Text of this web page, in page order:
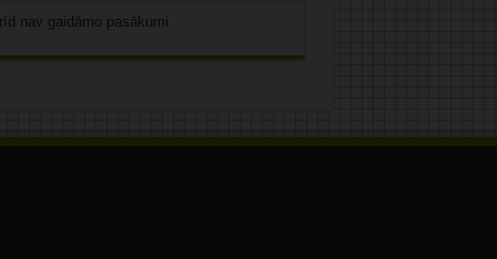
nav gaidāmo pasākumi.